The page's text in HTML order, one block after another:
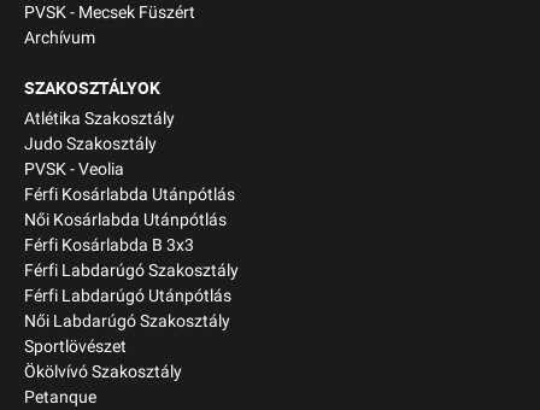
PVSK - Mecsek Füszért
Archívum
SZAKOSZTÁLYOK
Atlétika Szakosztály
Judo Szakosztály
PVSK - Veolia
Férfi Kosárlabda Utánpótlás
Női Kosárlabda Utánpótlás
Férfi Kosárlabda B 3x3
Férfi Labdarúgó Szakosztály
Férfi Labdarúgó Utánpótlás
Női Labdarúgó Szakosztály
Sportlövészet
Ökölvívó Szakosztály
Petanque